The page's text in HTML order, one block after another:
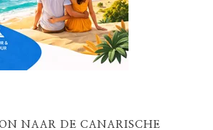
NAAR DE CANARISCHE